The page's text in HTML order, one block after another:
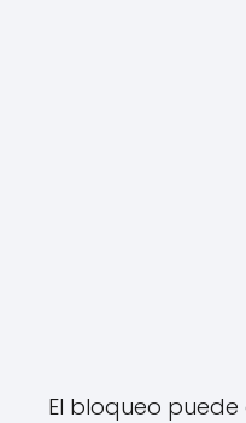
El bloqueo